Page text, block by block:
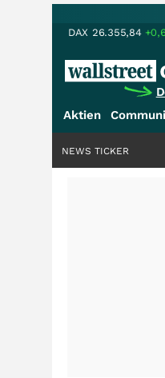
DAX 26.355,84
Aktien
NEWS TICKER